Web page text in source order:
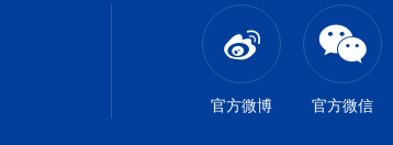
官方微信
官方微博